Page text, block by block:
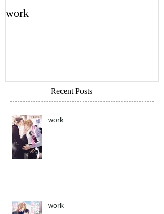
work
Recent Posts
work
work